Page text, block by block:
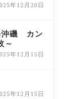
年12月20日
沖磯 カン
～
年12月15日
年12月15日